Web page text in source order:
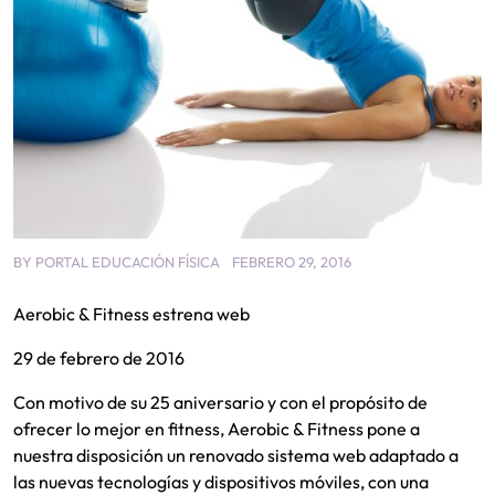
BY PORTAL EDUCACIÓN FÍSICA FEBRERO 29, 2016
Aerobic & Fitness estrena web
29 de febrero de 2016
Con motivo de su 25 aniversario y con el propósito de
ofrecer lo mejor en fitness, Aerobic & Fitness pone a
nuestra disposición un renovado sistema web adaptado a
las nuevas tecnologías y dispositivos móviles, con una